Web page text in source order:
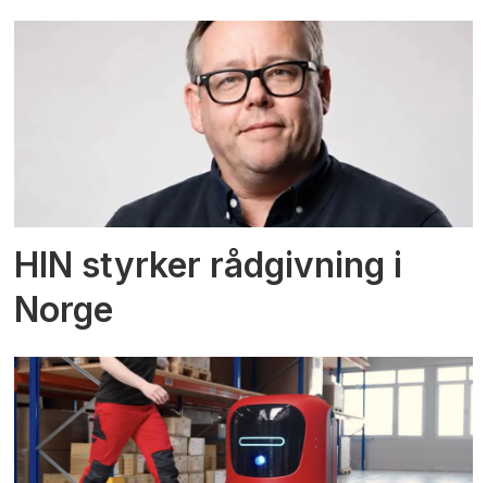
HIN styrker rådgivning i
Norge